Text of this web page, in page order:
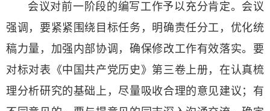
会议对前一阶段的编写工作予以充分肯定。会议
强调，要紧紧围绕目标任务，明确责任分工，优化统
稿力量，加强内部协调，确保修改工作有效落实。要
对标对表《中国共产党历史》第三卷上册，在认真梳
理分析研究的基础上，尽量吸收合理的意见建议；有